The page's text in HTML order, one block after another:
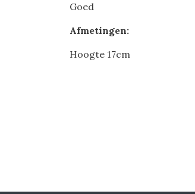
Goed
Afmetingen:
Hoogte 17cm